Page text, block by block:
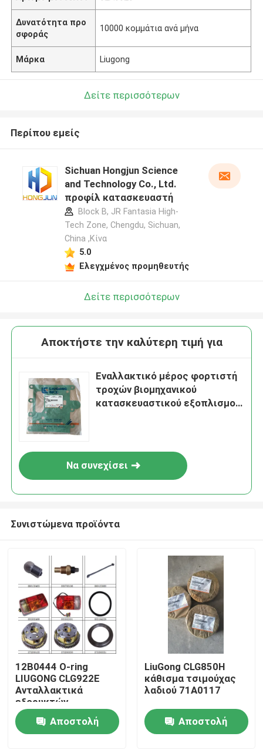
Αρχική Σελίδα
Προϊόντα
Δυνατότητα προ
σφοράς
10000 κομμάτια ανά μήνα
Μάρκα Liugong
Δείτε περισσότερων
Περίπου εμείς
Sichuan Hongjun Science
and Technology Co., Ltd.
προφίλ κατασκευαστή
Block B, JR Fantasia High-
Tech Zone, Chengdu, Sichuan,
China ,Κίνα
5.0
Ελεγχμένος προμηθευτής
Δείτε περισσότερων
Αποκτήστε την καλύτερη τιμή για
Εναλλακτικό μέρος φορτιστή
τροχών βιομηχανικού
κατασκευαστικού εξοπλισμού
Να συνεχίσει
Συνιστώμενα προϊόντα
12Β0444 Ο-ring
LIUGONG CLG922E
Ανταλλακτικά
εξορυκτών
Αποστολή
LiuGong CLG850H
κάθισμα τσιμούχας
λαδιού 71A0117
Αποστολή